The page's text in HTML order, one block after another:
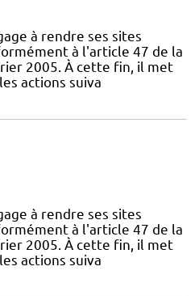
à rendre ses sites
à l'article 47 de la
2005. À cette fin, il met
actions suiva
à rendre ses sites
à l'article 47 de la
2005. À cette fin, il met
actions suiva